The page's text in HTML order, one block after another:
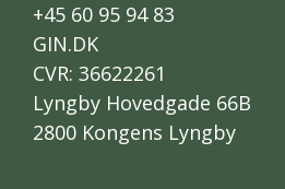
+45 60 95 94 83
GIN.DK
CVR: 36622261
Lyngby Hovedgade 66B
2800 Kongens Lyngby